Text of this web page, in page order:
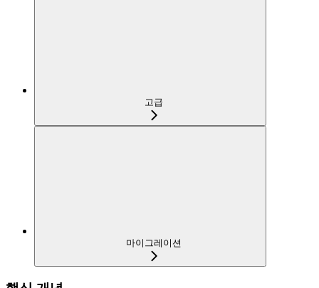
고급
마이그레이션